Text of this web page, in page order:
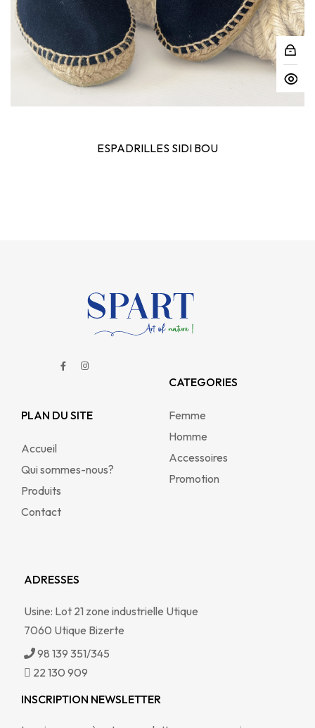
ESPADRILLES SIDI BOU
PLAN DU SITE
Accueil
Qui sommes-nous?
Produits
Contact
CATEGORIES
Femme
Homme
Accessoires
Promotion
ADRESSES
Usine: Lot 21 zone industrielle Utique
7060 Utique Bizerte
98 139 351/345
22 130 909
INSCRIPTION NEWSLETTER